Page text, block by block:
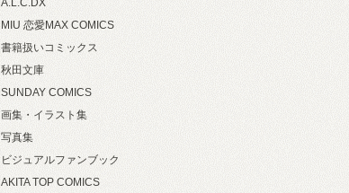
A.L.C.DX
MIU 恋愛MAX COMICS
書籍扱いコミックス
秋田文庫
SUNDAY COMICS
画集・イラスト集
写真集
ビジュアルファンブック
AKITA TOP COMICS